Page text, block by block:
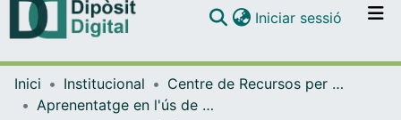
Navega per tot el DD
Iniciar sessió (current)
Inici Institucional
Centre de Recursos per a l'Aprenentatge i la Investigació (CRAI-UB) - Institucional
Aprenentatge en l'ús de serveis i recursos d'informació: tutorials i guies (CRAI-UB)